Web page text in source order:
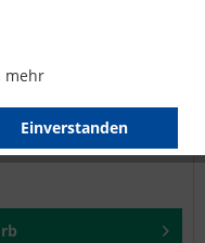
für SAMSUNG
1, SE210LC-2,
mehr
Einverstanden